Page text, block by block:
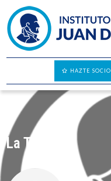
HAZTE SOCIO
La T.I.A.